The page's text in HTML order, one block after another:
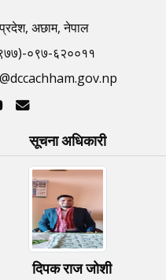
अछाम, नेपाल
०९७-६२००११
सूचना अधिकारी
दिपक राज जोशी